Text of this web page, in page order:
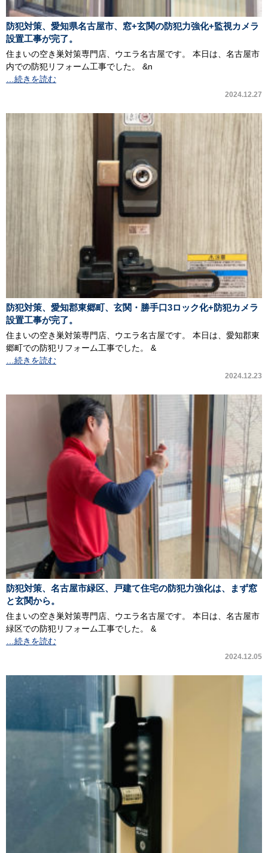
防犯対策、愛知県名古屋市、窓+玄関の防犯力強化+監視カメラ
設置工事が完了。
住まいの空き巣対策専門店、ウエラ名古屋です。 本日は、名古屋市
内での防犯リフォーム工事でした。 &n
…続きを読む
2024.12.27
防犯対策、愛知郡東郷町、玄関・勝手口3ロック化+防犯カメラ
設置工事が完了。
住まいの空き巣対策専門店、ウエラ名古屋です。 本日は、愛知郡東
郷町での防犯リフォーム工事でした。 &
…続きを読む
2024.12.23
防犯対策、名古屋市緑区、戸建て住宅の防犯力強化は、まず窓
と玄関から。
住まいの空き巣対策専門店、ウエラ名古屋です。 本日は、名古屋市
緑区での防犯リフォーム工事でした。 &
…続きを読む
2024.12.05